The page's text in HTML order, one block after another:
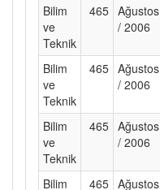
Bilim
ve
Teknik
465 Ağustos
/ 2006
Bilim
ve
Teknik
465 Ağustos
/ 2006
Bilim
ve
Teknik
465 Ağustos
/ 2006
Bilim 465 Ağustos